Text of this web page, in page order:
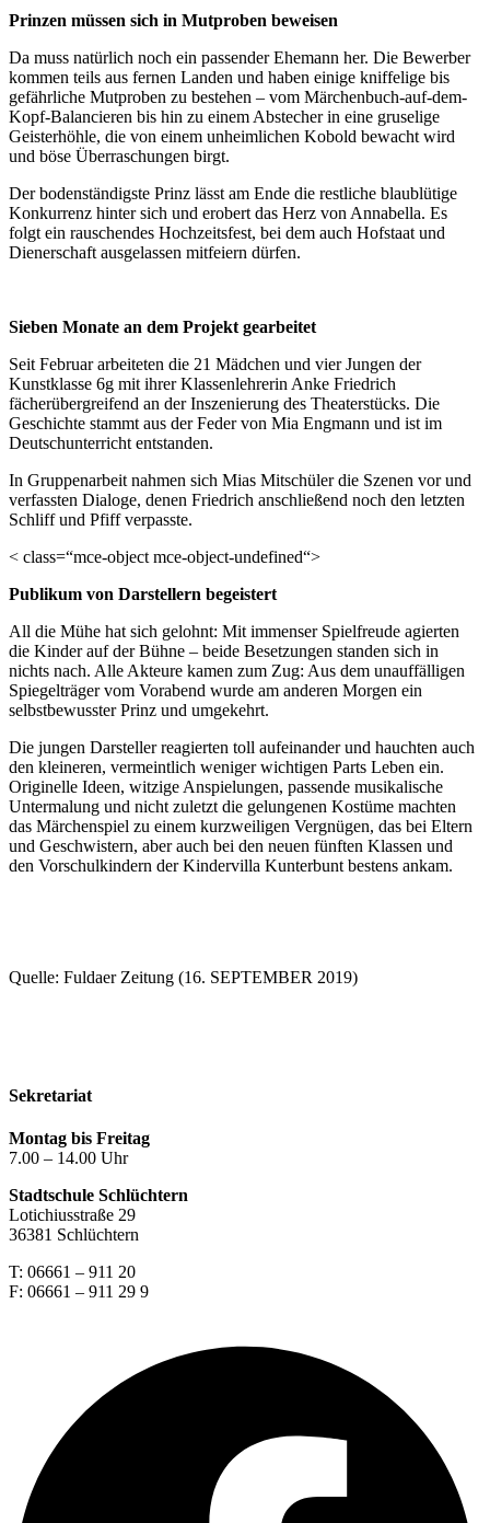
Prinzen müssen sich in Mutproben beweisen
Da muss natürlich noch ein passender Ehemann her. Die Bewerber
kommen teils aus fernen Landen und haben einige kniffelige bis
gefährliche Mutproben zu bestehen – vom Märchenbuch-auf-dem-
Kopf-Balancieren bis hin zu einem Abstecher in eine gruselige
Geisterhöhle, die von einem unheimlichen Kobold bewacht wird
und böse Überraschungen birgt.
Der bodenständigste Prinz lässt am Ende die restliche blaublütige
Konkurrenz hinter sich und erobert das Herz von Annabella. Es
folgt ein rauschendes Hochzeitsfest, bei dem auch Hofstaat und
Dienerschaft ausgelassen mitfeiern dürfen.
Sieben Monate an dem Projekt gearbeitet
Seit Februar arbeiteten die 21 Mädchen und vier Jungen der
Kunstklasse 6g mit ihrer Klassenlehrerin Anke Friedrich
fächerübergreifend an der Inszenierung des Theaterstücks. Die
Geschichte stammt aus der Feder von Mia Engmann und ist im
Deutschunterricht entstanden.
In Gruppenarbeit nahmen sich Mias Mitschüler die Szenen vor und
verfassten Dialoge, denen Friedrich anschließend noch den letzten
Schliff und Pfiff verpasste.
< class=“mce-object mce-object-undefined“>
Publikum von Darstellern begeistert
All die Mühe hat sich gelohnt: Mit immenser Spielfreude agierten
die Kinder auf der Bühne – beide Besetzungen standen sich in
nichts nach. Alle Akteure kamen zum Zug: Aus dem unauffälligen
Spiegelträger vom Vorabend wurde am anderen Morgen ein
selbstbewusster Prinz und umgekehrt.
Die jungen Darsteller reagierten toll aufeinander und hauchten auch
den kleineren, vermeintlich weniger wichtigen Parts Leben ein.
Originelle Ideen, witzige Anspielungen, passende musikalische
Untermalung und nicht zuletzt die gelungenen Kostüme machten
das Märchenspiel zu einem kurzweiligen Vergnügen, das bei Eltern
und Geschwistern, aber auch bei den neuen fünften Klassen und
den Vorschulkindern der Kindervilla Kunterbunt bestens ankam.
Quelle: Fuldaer Zeitung (16. SEPTEMBER 2019)
Sekretariat
Montag bis Freitag
7.00 – 14.00 Uhr
Stadtschule Schlüchtern
Lotichiusstraße 29
36381 Schlüchtern
T: 06661 – 911 20
F: 06661 – 911 29 9